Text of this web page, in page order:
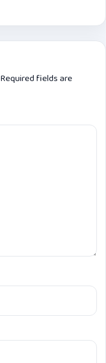
Required fields are